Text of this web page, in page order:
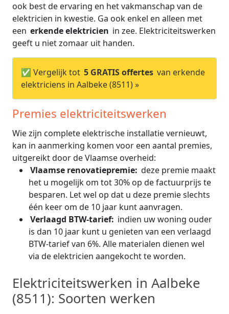
ook best de ervaring en het vakmanschap van de
elektricien in kwestie. Ga ook enkel en alleen met
een erkende elektricien in zee. Elektriciteitswerken
geeft u niet zomaar uit handen.
✅ Vergelijk tot 5 GRATIS offertes van erkende
elektriciens in Aalbeke (8511) »
Premies elektriciteitswerken
Wie zijn complete elektrische installatie vernieuwt,
kan in aanmerking komen voor een aantal premies,
uitgereikt door de Vlaamse overheid:
Vlaamse renovatiepremie: deze premie maakt
het u mogelijk om tot 30% op de factuurprijs te
besparen. Let wel op dat u deze premie slechts
één keer om de 10 jaar kunt aanvragen.
Verlaagd BTW-tarief: indien uw woning ouder
is dan 10 jaar kunt u genieten van een verlaagd
BTW-tarief van 6%. Alle materialen dienen wel
via de elektricien aangekocht te worden.
Elektriciteitswerken in Aalbeke
(8511): Soorten werken